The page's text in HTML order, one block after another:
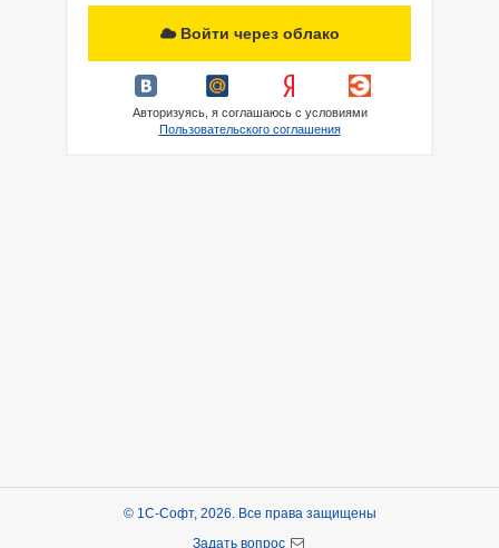
Войти через облако
Авторизуясь, я соглашаюсь с условиями
Пользовательского соглашения
© 1С-Софт, 2026. Все права защищены
Задать вопрос